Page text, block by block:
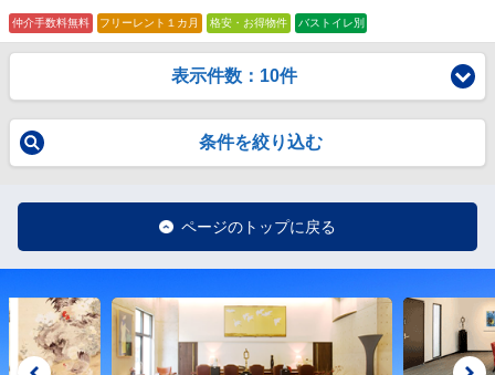
仲介手数料無料 フリーレント１カ月 格安・お得物件 バストイレ別
表示件数：10件
条件を絞り込む
ページのトップに戻る